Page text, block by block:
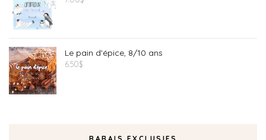
Le pain d'épice, 8/10 ans
6.50$